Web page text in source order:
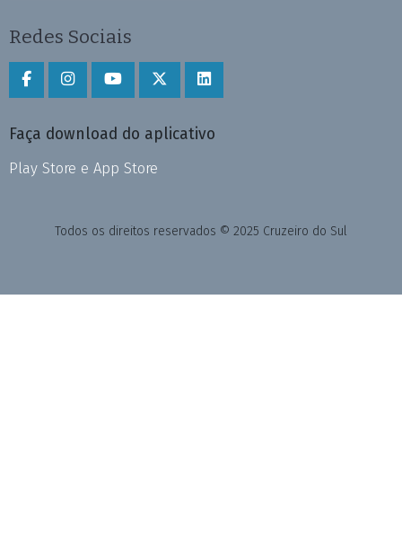
Redes Sociais
Faça download do aplicativo
Play Store e App Store
Todos os direitos reservados © 2025 Cruzeiro do Sul